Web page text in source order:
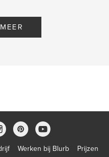
Werken bij Blurb Prijzen